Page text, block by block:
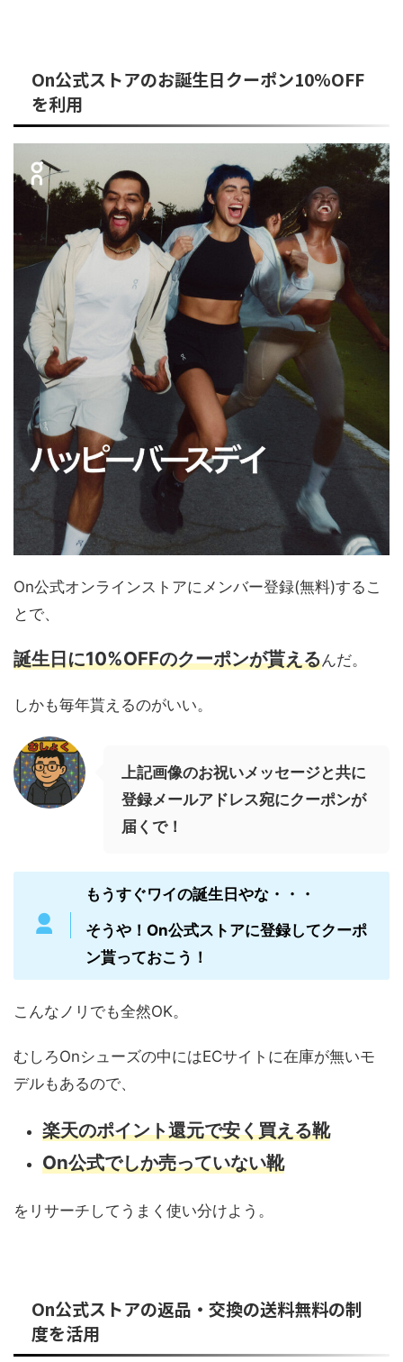
On公式ストアのお誕生日クーポン10%OFF
を利用
On公式オンラインストアにメンバー登録(無料)するこ
とで、
誕生日に10%OFFのクーポンが貰えるんだ。
しかも毎年貰えるのがいい。
上記画像のお祝いメッセージと共に
登録メールアドレス宛にクーポンが
届くで！
もうすぐワイの誕生日やな・・・
そうや！On公式ストアに登録してクーポ
ン貰っておこう！
こんなノリでも全然OK。
むしろOnシューズの中にはECサイトに在庫が無いモ
デルもあるので、
楽天のポイント還元で安く買える靴
On公式でしか売っていない靴
をリサーチしてうまく使い分けよう。
On公式ストアの返品・交換の送料無料の制
度を活用